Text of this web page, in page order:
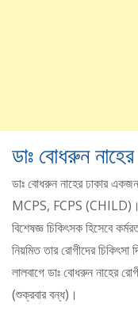
ডাঃ বোধরুন
ডাঃ বোধরুন নাহের ঢাকার
MCPS, FCPS (CHILD)।
বিশেষজ্ঞ চিকিৎসক হিসেবে
নিয়মিত তার রোগীদের চিকিৎসা
লালবাগে ডাঃ বোধরুন নাহের
(শুক্রবার বন্ধ)।